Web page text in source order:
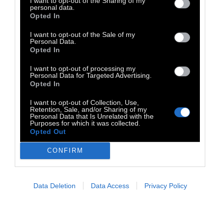
personal data.
Opted In
I want to opt-out of the Sale of my
Personal Data.
Opted In
I want to opt-out of processing my
Personal Data for Targeted Advertising.
Opted In
I want to opt-out of Collection, Use,
Retention, Sale, and/or Sharing of my
Personal Data that Is Unrelated with the
Purposes for which it was collected.
Opted Out
CONFIRM
Data Deletion Data Access Privacy Policy
Info: Ένα Ψηλό Κορίτσι (Dylda/Beanpole).
Δεκεμβρίου. Σκηνοθεσία: Καντεμίρ
Μπαλάγκοφ. Παίζουν: Βικτόρια
Μιροσνιτσένκο, Βασιλίσα Περιλίγκινα, Αντρέϊ
Μπίκοφ. Διανομή: Seven Films.